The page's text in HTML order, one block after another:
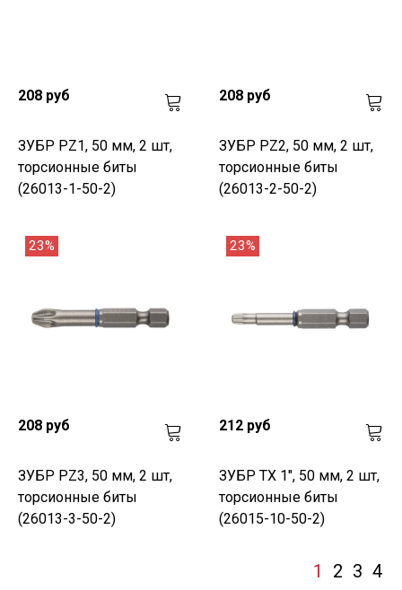
208 руб
ЗУБР PZ1, 50 мм, 2 шт,
торсионные биты
(26013-1-50-2)
208 руб
ЗУБР PZ2, 50 мм, 2 шт,
торсионные биты
(26013-2-50-2)
23%
208 руб
ЗУБР PZ3, 50 мм, 2 шт,
торсионные биты
(26013-3-50-2)
23%
212 руб
ЗУБР TX 1", 50 мм, 2 шт,
торсионные биты
(26015-10-50-2)
1 2 3 4